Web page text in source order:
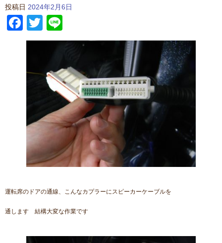
投稿日 2024年2月6日
Facebook
Twitter
運転席のドアの通線、こんなカプラーにスピーカーケーブルを
通します 結構大変な作業です